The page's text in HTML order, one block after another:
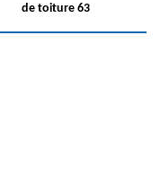
de toiture 63